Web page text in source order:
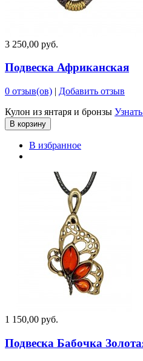
3 250,00 руб.
Подвеска Африканская
0 отзыв(ов) | Добавить отзыв
Кулон из янтаря и бронзы
В корзину
В избранное
1 150,00 руб.
Подвеска Бабочка